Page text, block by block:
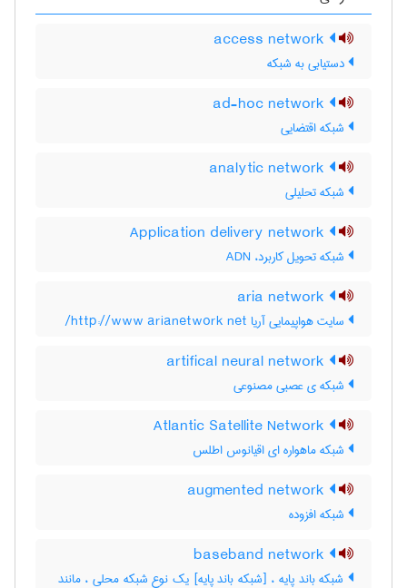
دستیابی به شبکه
شبکه اقتضایی
شبکه تحلیلی
شبکه تحویل کاربرد، ADN
سایت هواپیمایی آریا http://www arianetwork net/
شبکه ی عصبی مصنوعی
شبکه ماهواره ای اقیانوس اطلس
شبکه افزوده